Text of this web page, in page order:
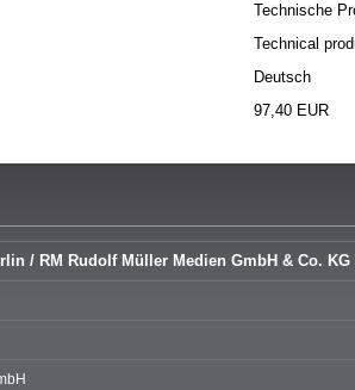
Technische
Technical
Deutsch
97,40 EUR
/ RM Rudolf Müller Medien GmbH & Co. KG